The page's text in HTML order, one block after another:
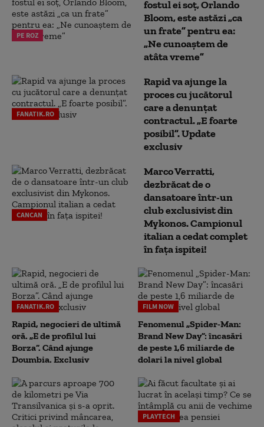
PE ROZ
fostul ei soț, Orlando
Bloom, este astăzi „ca
un frate” pentru ea:
„Ne cunoaștem de
atâta vreme”
FANATIK.RO
Rapid va ajunge la
proces cu jucătorul
care a denunțat
contractul. „E foarte
posibil”. Update
exclusiv
CANCAN
Marco Verratti,
dezbrăcat de o
dansatoare într-un
club exclusivist din
Mykonos. Campionul
italian a cedat complet
în fața ispitei!
FANATIK.RO
Rapid, negocieri de ultimă
oră. „E de profilul lui
Borza”. Când ajunge
Doumbia. Exclusiv
FILM NOW
Fenomenul „Spider-Man:
Brand New Day”: încasări
de peste 1,6 miliarde de
dolari la nivel global
PLAYTECH